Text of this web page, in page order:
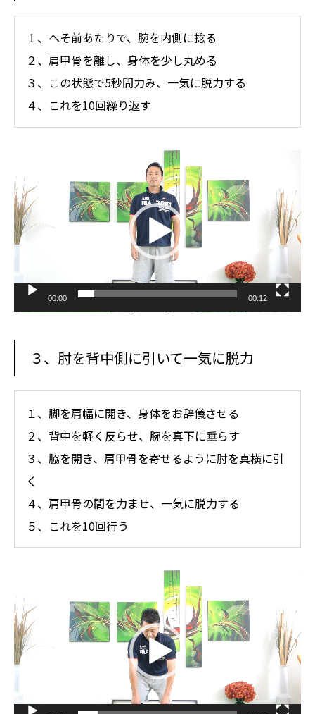
１、へそ前あたりで、腕を内側に捻る
２、肩甲骨を離し、身体を少し丸める
３、この状態で5秒間力み、一気に脱力する
４、これを10回繰り返す
プ
レ
ー
ヤ
ー
00:00 00:12
３、肘を背中側に引いて一気に脱力
１、脚を肩幅に開き、身体をお辞儀させる
２、背中を軽く反らせ、腕を真下に垂らす
３、脇を開き、肩甲骨を寄せるように肘を真横に引
く
４、肩甲骨の間を力ませ、一気に脱力する
５、これを10回行う
プ
レ
ー
ヤ
ー